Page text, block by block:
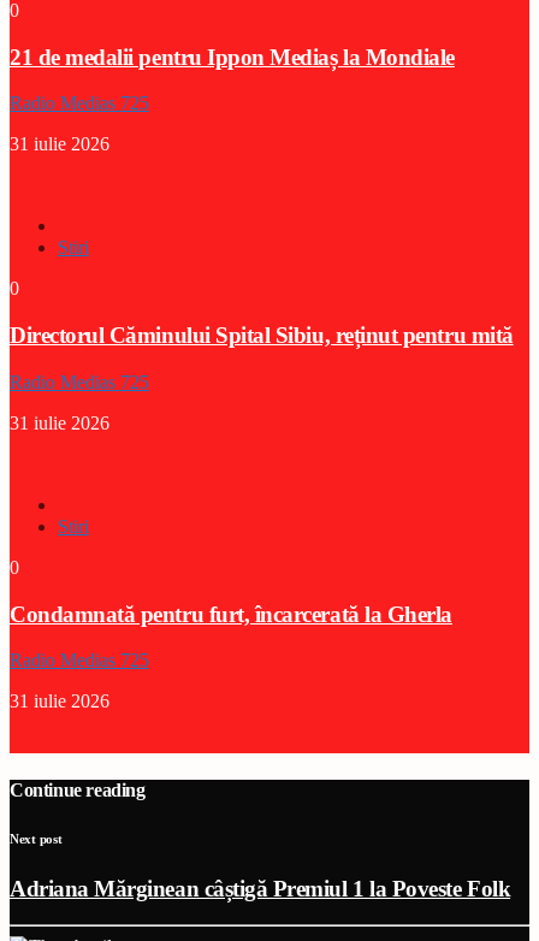
0
21 de medalii pentru Ippon Mediaș la Mondiale
Radio Medias 725
31 iulie 2026
Stiri
0
Directorul Căminului Spital Sibiu, reținut pentru mită
Radio Medias 725
31 iulie 2026
Stiri
0
Condamnată pentru furt, încarcerată la Gherla
Radio Medias 725
31 iulie 2026
Continue reading
Next post
Adriana Mărginean câștigă Premiul 1 la Poveste Folk